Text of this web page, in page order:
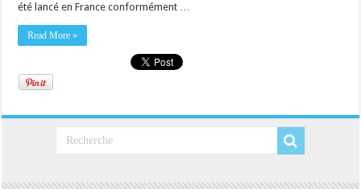
été lancé en France conformément …
Read More »